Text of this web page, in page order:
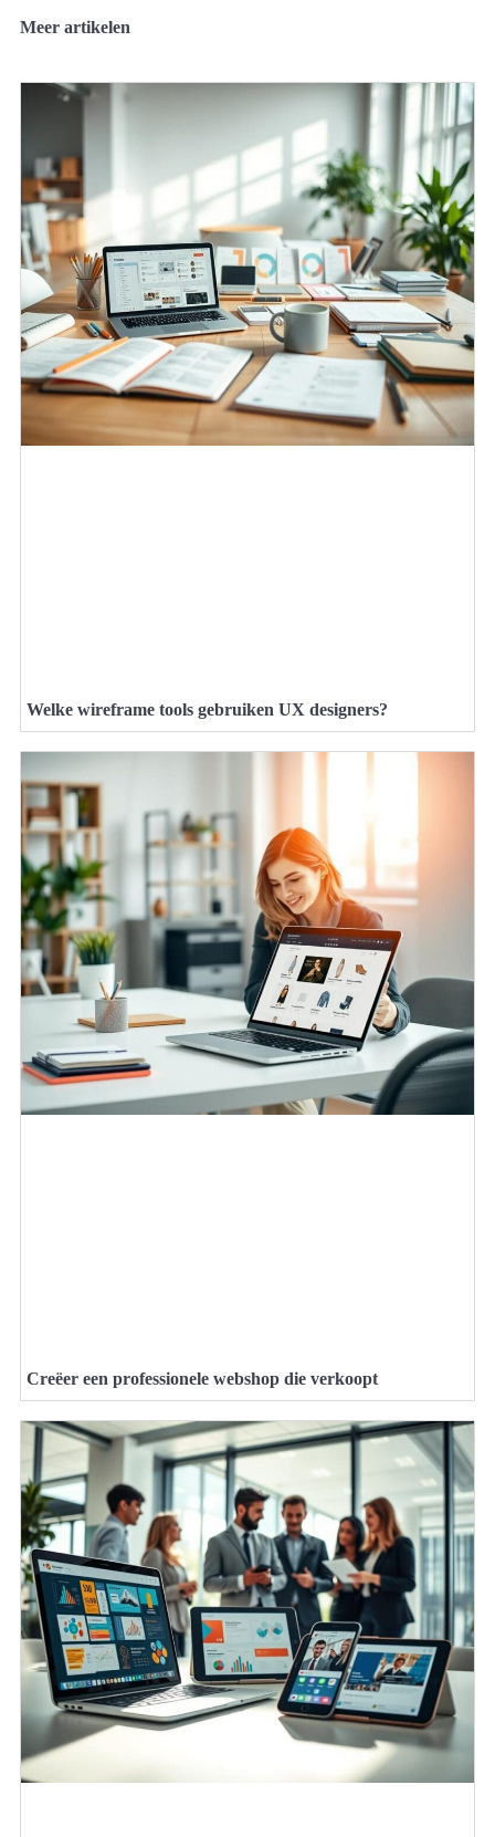
Meer artikelen
Welke wireframe tools gebruiken UX designers?
Creëer een professionele webshop die verkoopt